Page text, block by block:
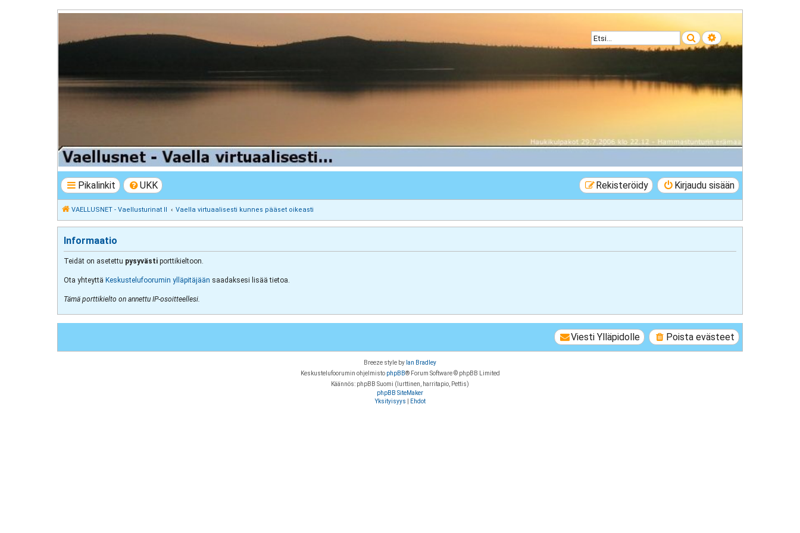
Etsi Tarkennettu haku
VAELLUSNET - Vaellusturinat II
Keskustelua vaeltamisesta ja Lapista
Pikalinkit UKK Kirjaudu sisään
Rekisteröidy
VAELLUSNET - Vaellusturinat II Vaella virtuaalisesti kunnes pääset oikeasti
Informaatio
Teidät on asetettu pysyvästi porttikieltoon.
Ota yhteyttä Keskustelufoorumin ylläpitäjään saadaksesi lisää tietoa.
Tämä porttikielto on annettu IP-osoitteellesi.
Poista evästeet
Viesti Ylläpidolle
Breeze style by Ian Bradley
Keskustelufoorumin ohjelmisto phpBB® Forum Software © phpBB Limited
Käännös: phpBB Suomi (lurttinen, harritapio, Pettis)
phpBB SiteMaker
Yksityisyys
Ehdot